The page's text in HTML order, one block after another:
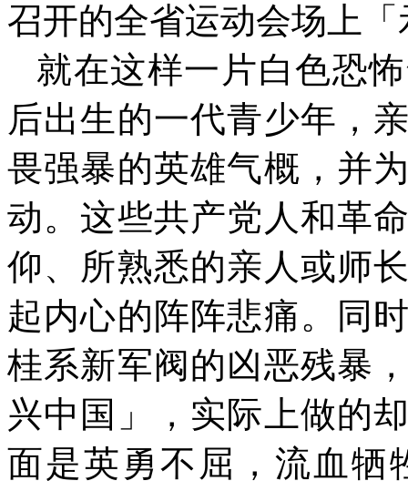
召开的全省运动会场上
就在这样一片白色恐
后出生的一代青少年，
畏强暴的英雄气概，并
动。这些共产党人和革
仰、所熟悉的亲人或师
起内心的阵阵悲痛。同
桂系新军阀的凶恶残暴
兴中国」，实际上做的
面是英勇不屈，流血牺